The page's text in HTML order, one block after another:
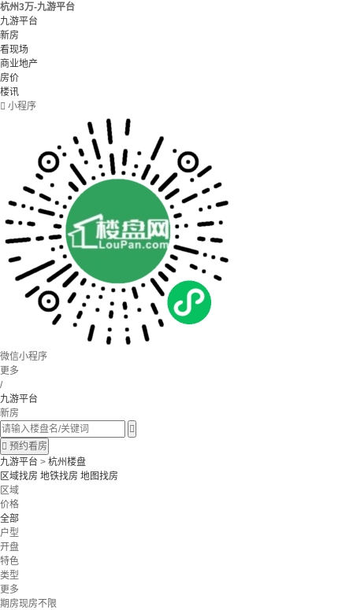
杭州3万-九游平台
九游平台
新房
看现场
商业地产
房价
楼讯
 小程序
微信小程序
更多
/
九游平台
新房

 预约看房
九游平台 > 杭州楼盘
区域找房 地铁找房 地图找房
区域
价格
全部
户型
开盘
特色
类型
更多
期房现房不限